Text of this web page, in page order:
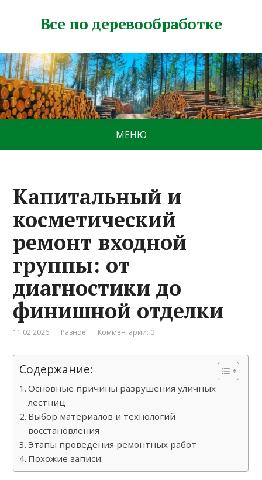
Все по деревообработке
МЕНЮ
Капитальный и
косметический
ремонт входной
группы: от
диагностики до
финишной отделки
11.02.2026 Разное Комментарии: 0
Содержание:
Основные причины разрушения уличных
лестниц
Выбор материалов и технологий
восстановления
Этапы проведения ремонтных работ
Похожие записи: